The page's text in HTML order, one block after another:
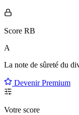
Score RB
A
La note de sûreté du
Devenir Premium
Votre score